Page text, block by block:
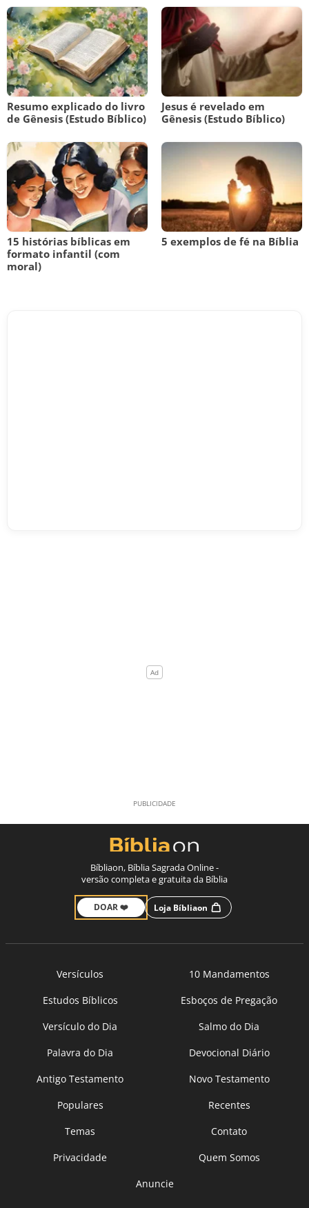
Resumo explicado do livro
de Gênesis (Estudo Bíblico)
Jesus é revelado em
Gênesis (Estudo Bíblico)
15 histórias bíblicas em
formato infantil (com
moral)
5 exemplos de fé na Bíblia
Bíbliaon, Bíblia Sagrada Online -
versão completa e gratuita da Bíblia
DOAR ❤️ Loja Bíbliaon
Versículos
10 Mandamentos
Estudos Bíblicos
Esboços de Pregação
Versículo do Dia
Salmo do Dia
Palavra do Dia
Devocional Diário
Antigo Testamento
Novo Testamento
Populares
Recentes
Temas
Contato
Privacidade
Quem Somos
Anuncie